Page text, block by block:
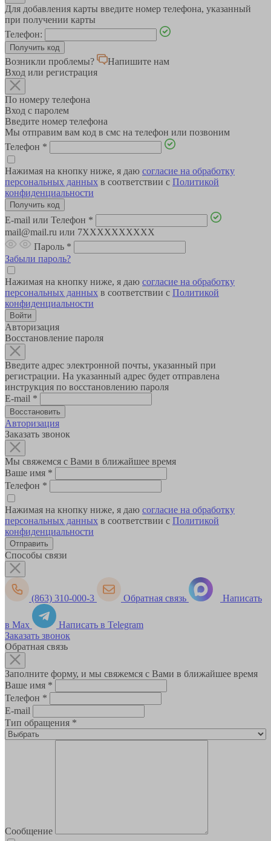
Для добавления карты введите номер телефона, указанный
при получении карты
Телефон:
Возникли проблемы?
Напишите нам
Вход или регистрация
По номеру телефона
Вход с паролем
Введите номер телефона
Мы отправим вам код в смс на телефон или позвоним
Телефон *
Нажимая на кнопку ниже, я даю согласие на обработку
персональных данных в соответствии с Политикой
конфиденциальности
E-mail или Телефон *
mail@mail.ru или 7XXXXXXXXXX
Пароль *
Забыли пароль?
Нажимая на кнопку ниже, я даю согласие на обработку
персональных данных в соответствии с Политикой
конфиденциальности
Авторизация
Восстановление пароля
Введите адрес электронной почты, указанный при
регистрации. На указанный адрес будет отправлена
инструкция по восстановлению пароля
E-mail *
Авторизация
Заказать звонок
Мы свяжемся с Вами в ближайшее время
Ваше имя *
Телефон *
Нажимая на кнопку ниже, я даю согласие на обработку
персональных данных в соответствии с Политикой
конфиденциальности
Способы связи
(863) 310-000-3 Обратная связь Написать
в Max
Написать в Telegram
Заказать звонок
Обратная связь
Заполните форму, и мы свяжемся с Вами в ближайшее время
Ваше имя *
Телефон *
E-mail
Тип обращения *
Сообщение